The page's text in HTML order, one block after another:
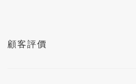
顧客評價